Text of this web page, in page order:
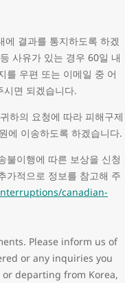
결과를 통지하도록 하겠
사유가 있는 경우 60일 내
를 우편 또는 이메일 중 어
시면 되겠습니다.
하의 요청에 따라 피해구제
에 이송하도록 하겠습니다.
불이행에 따른 보상을 신청
가적으로 정보를 참고해 주
canadian-
Please inform us of
or any inquiries you
departing from Korea,